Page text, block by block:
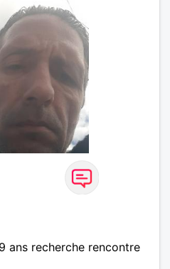
ans recherche rencontre